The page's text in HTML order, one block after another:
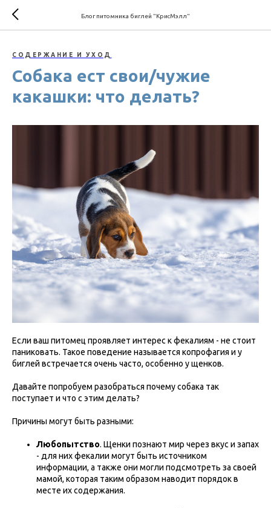
Блог питомника биглей "КрисМэлл"
СОДЕРЖАНИЕ И УХОД
Собака ест свои/чужие
какашки: что делать?
Если ваш питомец проявляет интерес к фекалиям - не стоит
паниковать. Такое поведение называется копрофагия и у
биглей встречается очень часто, особенно у щенков.
Давайте попробуем разобраться почему собака так
поступает и что с этим делать?
Причины могут быть разными:
Любопытство. Щенки познают мир через вкус и запах
- для них фекалии могут быть источником
информации, а также они могли подсмотреть за своей
мамой, которая таким образом наводит порядок в
месте их содержания.